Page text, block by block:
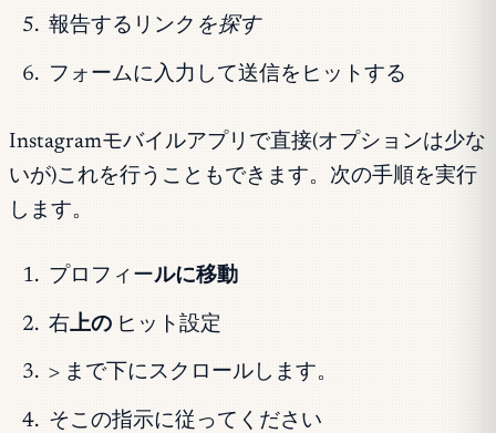
報告するリンク を探す
フォームに入力して送信をヒットする
Instagramモバイルアプリで直接(オプションは少な
いが)これを行うこともできます。次の手順を実行
します。
プロフィールに移動
右上の ヒット設定
> まで下にスクロールします。
そこの指示に従ってください